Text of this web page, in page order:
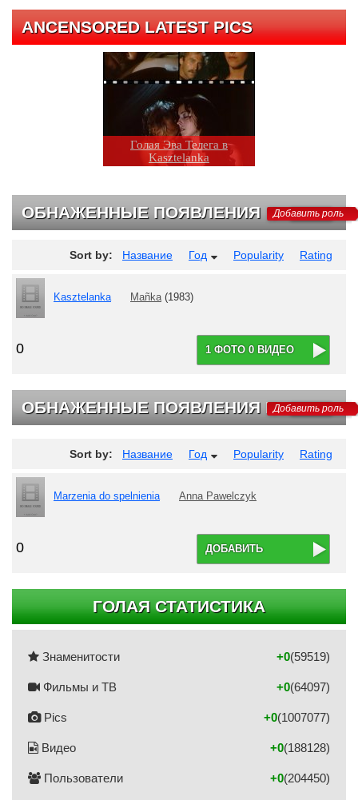
ANCENSORED LATEST PICS
Голая Эва Телега в
Kasztelanka
ОБНАЖЕННЫЕ ПОЯВЛЕНИЯ Добавить роль
Sort by: Название Год Popularity Rating
Kasztelanka Mañka(1983)
1 ФОТО 0 ВИДЕО
0
ОБНАЖЕННЫЕ ПОЯВЛЕНИЯ НА ТВ
Добавить роль
Sort by: Название Год Popularity Rating
Marzenia do spelnienia Anna Pawelczyk
ДОБАВИТЬ
0
ГОЛАЯ СТАТИСТИКА
Знаменитости (59519)
+0
Фильмы и ТВ (64097)
+0
Pics (1007077)
+0
Видео (188128)
+0
Пользователи (204450)
+0